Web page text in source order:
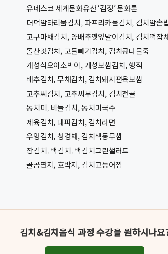
유네스코 세계문화유산 ‘김장’ 문화론
더덕알타리물김치, 파프리카물김치, 김치알솥
고구마채김치, 양배추깻잎말이김치, 김치떡잡
돌산갓김치, 고들빼기김치, 김치콩나물죽
개성식오이소박이, 개성보쌈김치, 행적
배추김치, 무채김치, 김치돼지편육보쌈
고추씨김치, 고추씨무김치, 김치전골
동치미, 비늘김치, 동치미국수
제육김치, 대파김치, 김치라면
우엉김치, 청경채, 김치색동무쌈
장김치, 백김치, 백김치그린샐러드
골곰짠지, 호박지, 김치고등어찜
김치&김치음식 과정 수강을 원하시나요